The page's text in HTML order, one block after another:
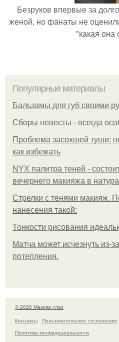
Безруков впервые за
женой, но фанаты не
"какая она
Популярные материалы
Бальзамы для губ своими
Сборы невесты - всегда
Проблема засохшей туши:
как избежать
NYX палитра теней -
вечернего макияжа в
Стрелки с тенями макияж.
нанесения такой:
Тонкости рисования
Матча может исчезнуть из-
потепления.
© 2026 Макияж глаз
Контакты
Пользовательское соглашение
Политика конфидециальности